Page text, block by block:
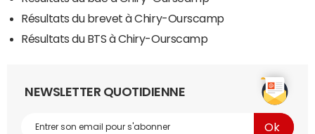
Résultats du brevet à Chiry-Ourscamp
Résultats du BTS à Chiry-Ourscamp
NEWSLETTER QUOTIDIENNE